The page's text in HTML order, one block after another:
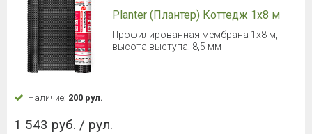
Planter (Плантер) Коттедж 1х8 м
Профилированная мембрана 1х8 м,
высота выступа: 8,5 мм
Наличие: 200 рул.
1 543 руб. / рул.